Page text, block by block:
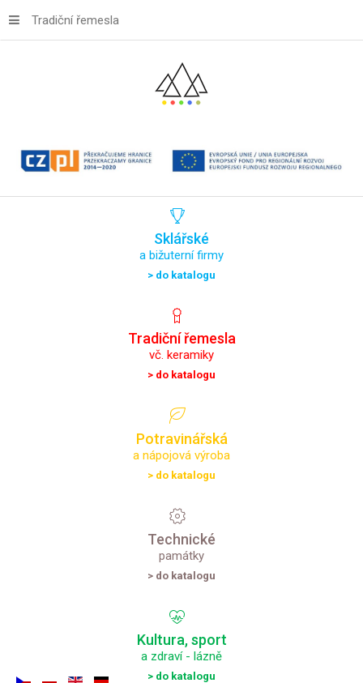
Tradiční řemesla
Sklářské
a bižuterní firmy
> do katalogu
Tradiční řemesla
vč. keramiky
> do katalogu
Potravinářská
a nápojová výroba
> do katalogu
Technické
památky
> do katalogu
Kultura, sport
a zdraví - lázně
> do katalogu